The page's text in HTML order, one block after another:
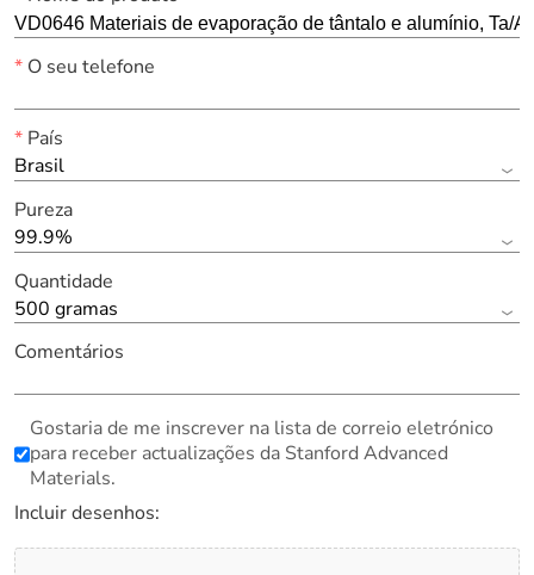
*O seu telefone
*País
Brasil
Pureza
99.9%
Quantidade
500 gramas
Comentários
Gostaria de me inscrever na lista de correio eletrónico
para receber actualizações da Stanford Advanced
Materials.
Incluir desenhos: